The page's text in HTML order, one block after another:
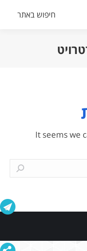
Search:
חיפוש באתר
It seems we